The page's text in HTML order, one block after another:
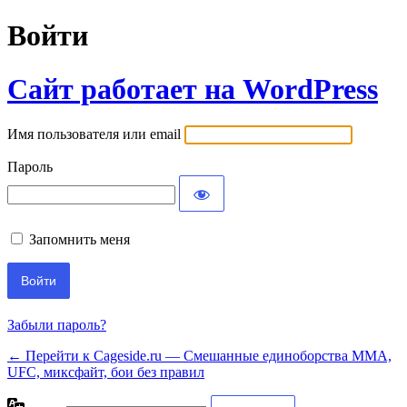
Войти
Сайт работает на WordPress
Имя пользователя или email
Пароль
Запомнить меня
Забыли пароль?
← Перейти к Cageside.ru — Смешанные единоборства MMA,
UFC, миксфайт, бои без правил